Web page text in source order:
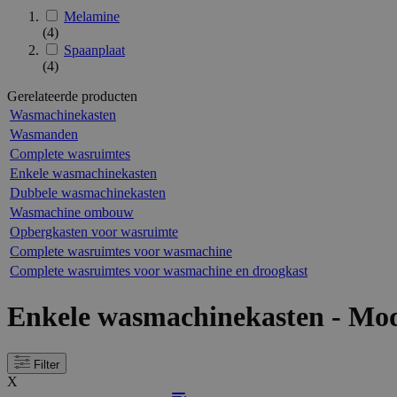
Melamine
(4)
Spaanplaat
(4)
Gerelateerde producten
Wasmachinekasten
Wasmanden
Complete wasruimtes
Enkele wasmachinekasten
Dubbele wasmachinekasten
Wasmachine ombouw
Opbergkasten voor wasruimte
Complete wasruimtes voor wasmachine
Complete wasruimtes voor wasmachine en droogkast
Enkele wasmachinekasten -
Filter
X